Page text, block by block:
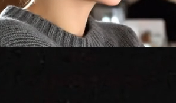
プロンプトを入力するか、Veo AI動画ジェネ